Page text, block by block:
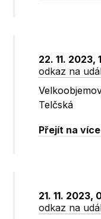
22. 11.
odkaz na
Telčská
Přejít na
21. 11.
odkaz na